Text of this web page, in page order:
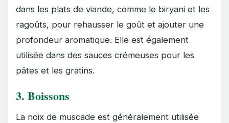
dans les plats de viande, comme le biryani et les
ragoûts, pour rehausser le goût et ajouter une
profondeur aromatique. Elle est également
utilisée dans des sauces crémeuses pour les
pâtes et les gratins.
3. Boissons
La noix de muscade est généralement utilisée